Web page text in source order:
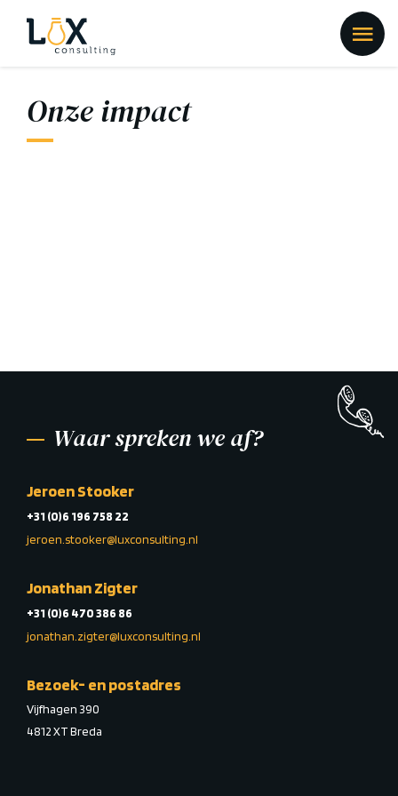
Onze impact
Waar spreken we af?
Jeroen Stooker
+31 (0)6 196 758 22
jeroen.stooker@luxconsulting.nl
Jonathan Zigter
+31 (0)6 470 386 86
jonathan.zigter@luxconsulting.nl
Bezoek- en postadres
Vijfhagen 390
4812 XT Breda